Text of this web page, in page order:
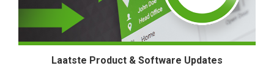
Laatste Product & Software Updates